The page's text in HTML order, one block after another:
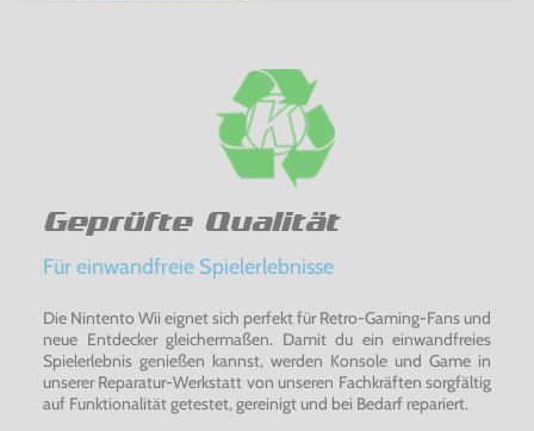
Geprüfte Qualität
Für einwandfreie Spielerlebnisse
Die Nintento Wii eignet sich perfekt für Retro-Gaming-Fans und
neue Entdecker gleichermaßen. Damit du ein einwandfreies
Spielerlebnis genießen kannst, werden Konsole und Game in
unserer Reparatur-Werkstatt von unseren Fachkräften sorgfältig
auf Funktionalität getestet, gereinigt und bei Bedarf repariert.